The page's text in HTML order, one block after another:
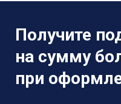
Получите
на сумму
при